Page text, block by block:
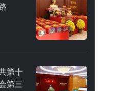
第十
第三